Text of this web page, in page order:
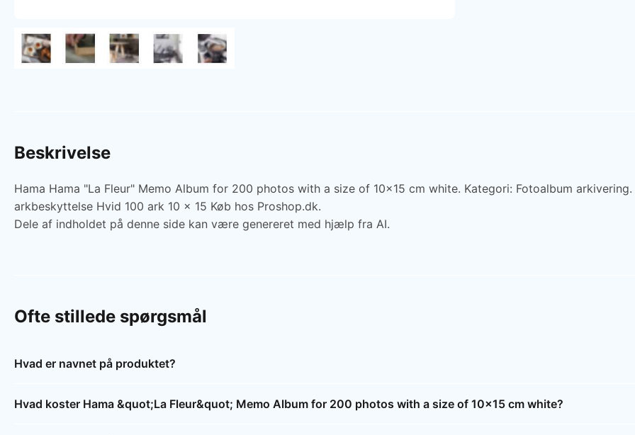
Beskrivelse
Hama Hama "La Fleur" Memo Album for 200 photos with a size of 10x15 cm white. Kategori: Fotoalbum
arkbeskyttelse Hvid 100 ark 10 x 15 Køb hos Proshop.dk.
Dele af indholdet på denne side kan være genereret med hjælp fra AI.
Ofte stillede spørgsmål
Hvad er navnet på produktet?
Hvad koster Hama &quot;La Fleur&quot; Memo Album for 200 photos with a size of 10x15 cm white?